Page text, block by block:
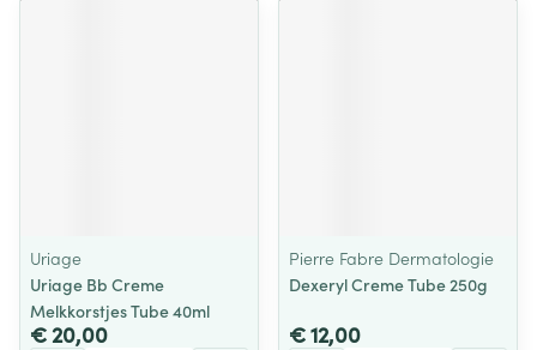
Uriage
Uriage Bb Creme
Melkkorstjes Tube 40ml
€ 20,00
Pierre Fabre Dermatologie
Dexeryl Creme Tube 250g
€ 12,00